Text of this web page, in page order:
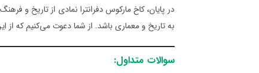
در پایان، کاخ مارکوس دفرانترا نمادی از تاریخ و
به تاریخ و معماری باشد. از شما دعوت می‌کنیم که از
سوالات متداول: